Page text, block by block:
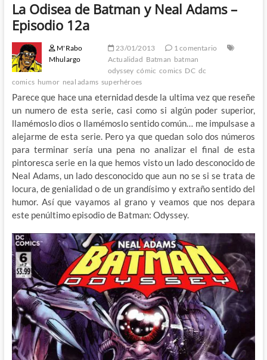
La Odisea de Batman y Neal Adams –
Episodio 12a
M'Rabo
Mhulargo
23/01/2013
1 comentario
Actualidad Batman batman
odyssey cómic comics DC dc
comics humor neal adams superhéroes
Parece que hace una eternidad desde la ultima vez que reseñe
un numero de esta serie, casi como si algún poder superior,
llamémoslo dios o llamémoslo sentido común… me impulsase a
alejarme de esta serie. Pero ya que quedan solo dos números
para terminar sería una pena no analizar el final de esta
pintoresca serie en la que hemos visto un lado desconocido de
Neal Adams, un lado desconocido que aun no se si se trata de
locura, de genialidad o de un grandísimo y extraño sentido del
humor. Así que vayamos al grano y veamos que nos depara
este penúltimo episodio de Batman: Odyssey.